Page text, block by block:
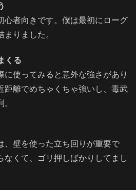
心者向きです。僕は最初にローグ
りました。
くる
に使ってみると意外な強さがあり
距離でめちゃくちゃ強いし、毒武
、壁を使った立ち回りが重要で
なくて、ゴリ押しばかりしてまし